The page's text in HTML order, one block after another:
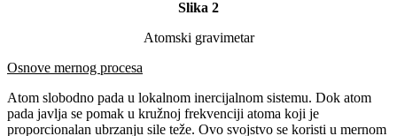
Slika 2
Atomski gravimetar
Osnove mernog procesa
Atom slobodno pada u lokalnom inercijalnom sistemu. Dok atom
pada javlja se pomak u kružnoj frekvenciji atoma koji je
proporcionalan ubrzanju sile teže. Ovo svojstvo se koristi u mernom